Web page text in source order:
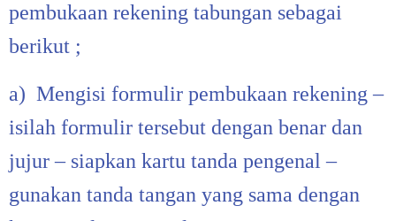
pembukaan rekening tabungan sebagai
berikut ;
a) Mengisi formulir pembukaan rekening –
isilah formulir tersebut dengan benar dan
jujur – siapkan kartu tanda pengenal –
gunakan tanda tangan yang sama dengan